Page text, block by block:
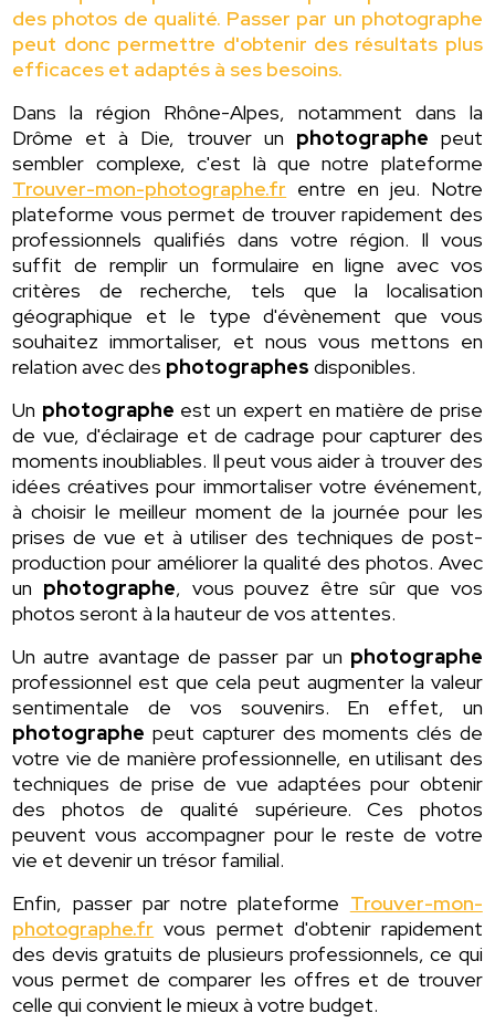
des photos de qualité. Passer par un photographe
peut donc permettre d'obtenir des résultats plus
efficaces et adaptés à ses besoins.
Dans la région Rhône-Alpes, notamment dans la
Drôme et à Die, trouver un photographe peut
sembler complexe, c'est là que notre plateforme
Trouver-mon-photographe.fr entre en jeu. Notre
plateforme vous permet de trouver rapidement des
professionnels qualifiés dans votre région. Il vous
suffit de remplir un formulaire en ligne avec vos
critères de recherche, tels que la localisation
géographique et le type d'évènement que vous
souhaitez immortaliser, et nous vous mettons en
relation avec des photographes disponibles.
Un photographe est un expert en matière de prise
de vue, d'éclairage et de cadrage pour capturer des
moments inoubliables. Il peut vous aider à trouver des
idées créatives pour immortaliser votre événement,
à choisir le meilleur moment de la journée pour les
prises de vue et à utiliser des techniques de post-
production pour améliorer la qualité des photos. Avec
un photographe, vous pouvez être sûr que vos
photos seront à la hauteur de vos attentes.
Un autre avantage de passer par un photographe
professionnel est que cela peut augmenter la valeur
sentimentale de vos souvenirs. En effet, un
photographe peut capturer des moments clés de
votre vie de manière professionnelle, en utilisant des
techniques de prise de vue adaptées pour obtenir
des photos de qualité supérieure. Ces photos
peuvent vous accompagner pour le reste de votre
vie et devenir un trésor familial.
Enfin, passer par notre plateforme Trouver-mon-
photographe.fr vous permet d'obtenir rapidement
des devis gratuits de plusieurs professionnels, ce qui
vous permet de comparer les offres et de trouver
celle qui convient le mieux à votre budget.